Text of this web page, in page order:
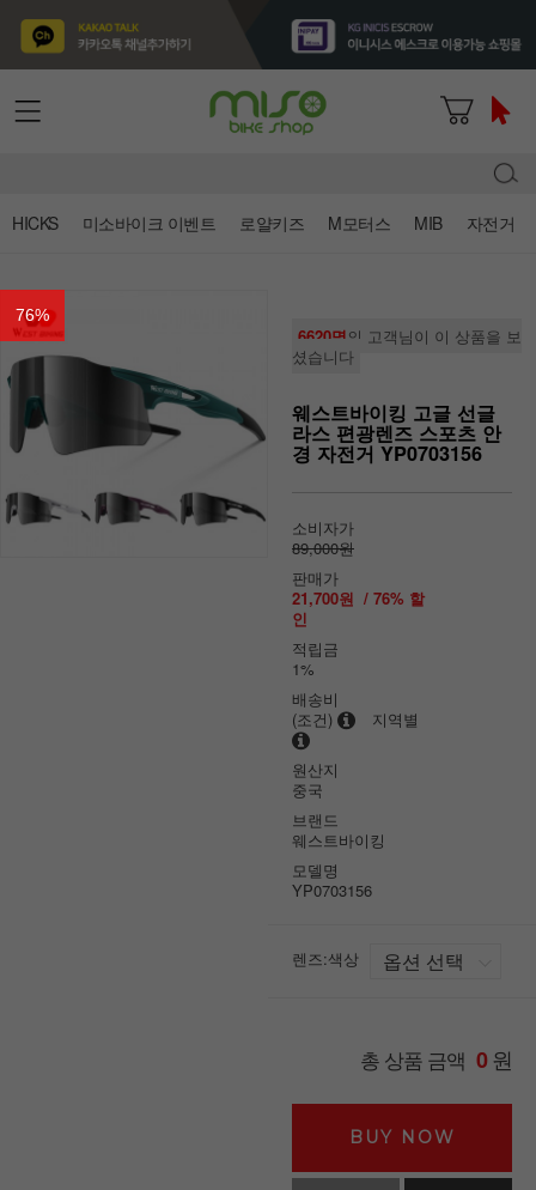
HICKS 미소바이크 이벤트 로얄키즈 M모터스 MIB 자전거
76%
6620명의 고객님이 이 상품을 보
셨습니다
웨스트바이킹 고글 선글
라스 편광렌즈 스포츠 안
경 자전거 YP0703156
소비자가
89,000원
판매가
21,700원 / 76% 할
인
적립금
1%
배송비
(조건)
지역별
원산지
중국
브랜드
웨스트바이킹
모델명
YP0703156
렌즈:색상
총 상품 금액 0원
BUY NOW